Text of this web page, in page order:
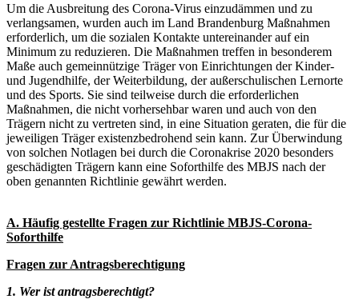
Um die Ausbreitung des Corona-Virus einzudämmen und zu
verlangsamen, wurden auch im Land Brandenburg Maßnahmen
erforderlich, um die sozialen Kontakte untereinander auf ein
Minimum zu reduzieren. Die Maßnahmen treffen in besonderem
Maße auch gemeinnützige Träger von Einrichtungen der Kinder-
und Jugendhilfe, der Weiterbildung, der außerschulischen Lernorte
und des Sports. Sie sind teilweise durch die erforderlichen
Maßnahmen, die nicht vorhersehbar waren und auch von den
Trägern nicht zu vertreten sind, in eine Situation geraten, die für die
jeweiligen Träger existenzbedrohend sein kann. Zur Überwindung
von solchen Notlagen bei durch die Coronakrise 2020 besonders
geschädigten Trägern kann eine Soforthilfe des MBJS nach der
oben genannten Richtlinie gewährt werden.
A. Häufig gestellte Fragen zur Richtlinie MBJS-Corona-
Soforthilfe
Fragen zur Antragsberechtigung
1. Wer ist antragsberechtigt?